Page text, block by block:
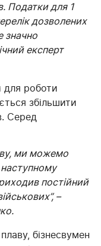
Податки для 1
дозволених
значно
експерт
для роботи
збільшити
Серед
ми можемо
постійний
–
бізнесвумен